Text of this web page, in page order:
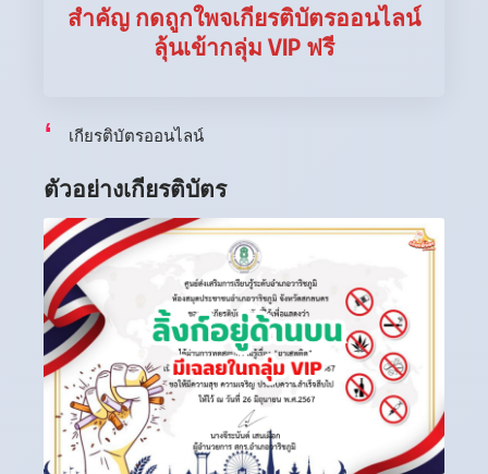
สำคัญ กดถูกใพจเกียรติบัตรออนไลน์
ลุ้นเข้ากลุ่ม VIP ฟรี
เกียรติบัตรออนไลน์
ตัวอย่างเกียรติบัตร